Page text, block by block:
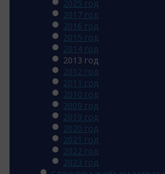
2025 год
2017 год
2016 год
2015 год
2014 год
2013 год
2012 год
2011 год
2010 год
2009 год
2019 год
2020 год
2021 год
2022 год
2023 год